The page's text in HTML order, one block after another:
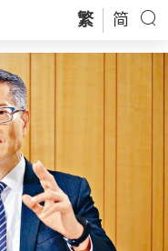
繁 简